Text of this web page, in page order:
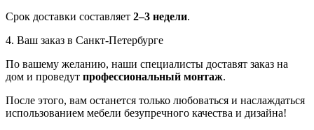
Срок доставки составляет 2–3 недели.
4. Ваш заказ в Санкт-Петербурге
По вашему желанию, наши специалисты доставят заказ на
дом и проведут профессиональный монтаж.
После этого, вам останется только любоваться и наслаждаться
использованием мебели безупречного качества и дизайна!